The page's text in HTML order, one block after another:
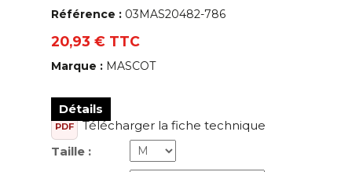
Référence : 03MAS20482-786
20,93 € TTC
Marque : MASCOT
Détails
PDF
Télécharger la fiche technique
Taille :